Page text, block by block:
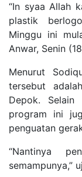
“In syaa Allah
plastik
Minggu ini
Anwar, Senin
Menurut
tersebut
Depok. Selain
program ini
penguatan
“Nantinya
semampunya,”